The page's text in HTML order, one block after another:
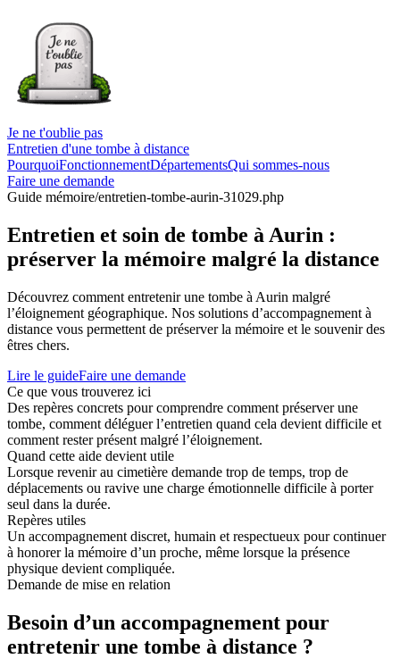
Je ne t'oublie pas
Entretien d'une tombe à distance
PourquoiFonctionnementDépartementsQui sommes-nous
Faire une demande
Guide mémoire/entretien-tombe-aurin-31029.php
Entretien et soin de tombe à Aurin :
préserver la mémoire malgré la distance
Découvrez comment entretenir une tombe à Aurin malgré
l’éloignement géographique. Nos solutions d’accompagnement à
distance vous permettent de préserver la mémoire et le souvenir des
êtres chers.
Lire le guideFaire une demande
Ce que vous trouverez ici
Des repères concrets pour comprendre comment préserver une
tombe, comment déléguer l’entretien quand cela devient difficile et
comment rester présent malgré l’éloignement.
Quand cette aide devient utile
Lorsque revenir au cimetière demande trop de temps, trop de
déplacements ou ravive une charge émotionnelle difficile à porter
seul dans la durée.
Repères utiles
Un accompagnement discret, humain et respectueux pour continuer
à honorer la mémoire d’un proche, même lorsque la présence
physique devient compliquée.
Demande de mise en relation
Besoin d’un accompagnement pour
entretenir une tombe à distance ?